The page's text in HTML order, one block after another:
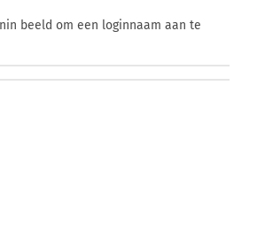
beeld om een loginnaam aan te